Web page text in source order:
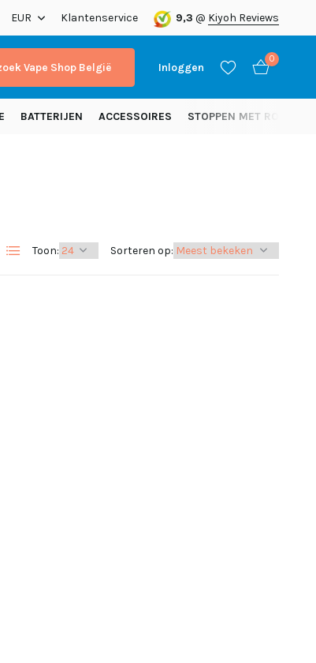
50 euro (NL)
EUR Klantenservice 9,3 @ Kiyoh Reviews
Vape Shop België Inloggen
0
BATTERIJEN ACCESSOIRES STOPPEN MET ROKEN
Toon: Sorteren op: